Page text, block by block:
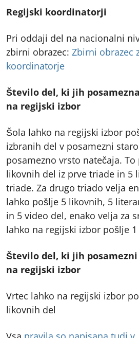
Regijski koordinatorji
Pri oddaji del na nacionalni
zbirni obrazec: Zbirni obrazec
koordinatorje
Število del, ki jih
na regijski izbor
Šola lahko na regijski izbor
izbranih del v posamezni
posamezno vrsto natečaja.
likovnih del iz prve triade in 5
triade. Za drugo triado velja
lahko pošlje 5 likovnih, 5
in 5 video del, enako velja za
lahko na regijski izbor pošlje
Število del, ki jih
na regijski izbor
Vrtec lahko na regijski izbor
likovnih del